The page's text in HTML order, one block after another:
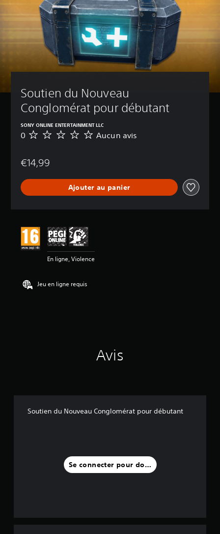
Soutien du Nouveau
Conglomérat pour débutant
SONY ONLINE ENTERTAINMENT LLC
A
u
a
v
0 Aucun avis
€14,99
Ajouter au panier
En ligne, Violence
Jeu en ligne requis
Avis
Soutien du Nouveau Conglomérat pour débutant
Se connecter pour donner un avis